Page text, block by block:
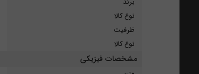
نوع کالا
ظرفیت
نوع کالا
مشخصات فیزیکی